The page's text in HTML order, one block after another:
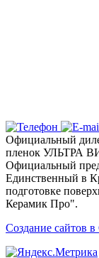
Официальный
пленок УЛЬТРА
Официальный
Единственный в
подготовке
Керамик Про".
Создание сайтов